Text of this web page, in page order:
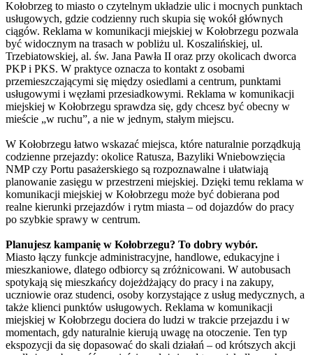
Kołobrzeg to miasto o czytelnym układzie ulic i mocnych punktach
usługowych, gdzie codzienny ruch skupia się wokół głównych
ciągów. Reklama w komunikacji miejskiej w Kołobrzegu pozwala
być widocznym na trasach w pobliżu ul. Koszalińskiej, ul.
Trzebiatowskiej, al. św. Jana Pawła II oraz przy okolicach dworca
PKP i PKS. W praktyce oznacza to kontakt z osobami
przemieszczającymi się między osiedlami a centrum, punktami
usługowymi i węzłami przesiadkowymi. Reklama w komunikacji
miejskiej w Kołobrzegu sprawdza się, gdy chcesz być obecny w
mieście „w ruchu”, a nie w jednym, stałym miejscu.
W Kołobrzegu łatwo wskazać miejsca, które naturalnie porządkują
codzienne przejazdy: okolice Ratusza, Bazyliki Wniebowzięcia
NMP czy Portu pasażerskiego są rozpoznawalne i ułatwiają
planowanie zasięgu w przestrzeni miejskiej. Dzięki temu reklama w
komunikacji miejskiej w Kołobrzegu może być dobierana pod
realne kierunki przejazdów i rytm miasta – od dojazdów do pracy
po szybkie sprawy w centrum.
Planujesz kampanię w Kołobrzegu? To dobry wybór.
Miasto łączy funkcje administracyjne, handlowe, edukacyjne i
mieszkaniowe, dlatego odbiorcy są zróżnicowani. W autobusach
spotykają się mieszkańcy dojeżdżający do pracy i na zakupy,
uczniowie oraz studenci, osoby korzystające z usług medycznych, a
także klienci punktów usługowych. Reklama w komunikacji
miejskiej w Kołobrzegu dociera do ludzi w trakcie przejazdu i w
momentach, gdy naturalnie kierują uwagę na otoczenie. Ten typ
ekspozycji da się dopasować do skali działań – od krótszych akcji